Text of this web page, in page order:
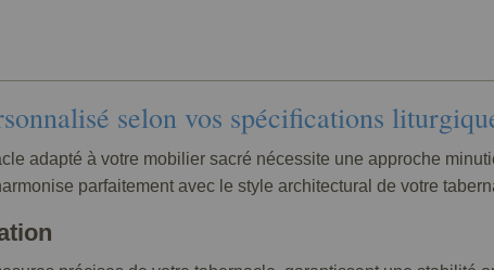
selon vos spécifications
adapté à votre mobilier sacré nécessite une approche
parfaitement avec le style architectural de votre